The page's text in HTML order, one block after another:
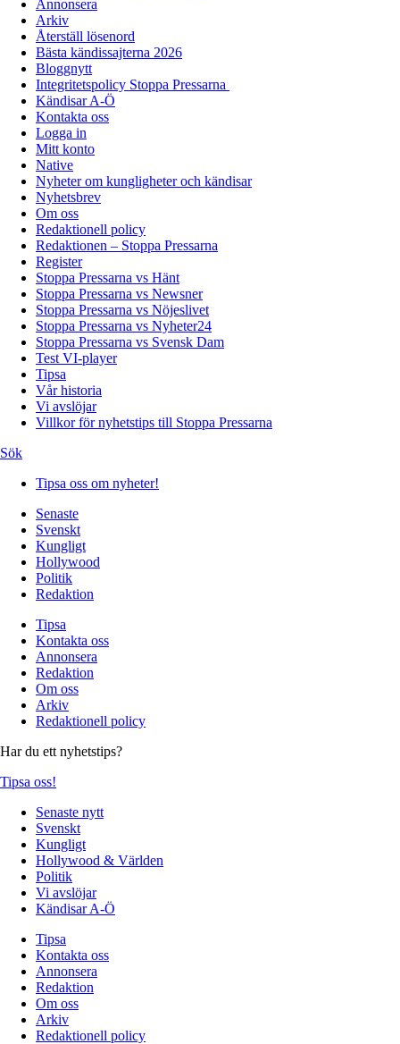
Annonsera
Arkiv
Återställ lösenord
Bästa kändissajterna 2026
Bloggnytt
Integritetspolicy Stoppa Pressarna
Kändisar A-Ö
Kontakta oss
Logga in
Mitt konto
Native
Nyheter om kungligheter och kändisar
Nyhetsbrev
Om oss
Redaktionell policy
Redaktionen – Stoppa Pressarna
Register
Stoppa Pressarna vs Hänt
Stoppa Pressarna vs Newsner
Stoppa Pressarna vs Nöjeslivet
Stoppa Pressarna vs Nyheter24
Stoppa Pressarna vs Svensk Dam
Test VI-player
Tipsa
Vår historia
Vi avslöjar
Villkor för nyhetstips till Stoppa Pressarna
Sök
Tipsa oss om nyheter!
Senaste
Svenskt
Kungligt
Hollywood
Politik
Redaktion
Tipsa
Kontakta oss
Annonsera
Redaktion
Om oss
Arkiv
Redaktionell policy
Har du ett nyhetstips?
Tipsa oss!
Senaste nytt
Svenskt
Kungligt
Hollywood & Världen
Politik
Vi avslöjar
Kändisar A-Ö
Tipsa
Kontakta oss
Annonsera
Redaktion
Om oss
Arkiv
Redaktionell policy